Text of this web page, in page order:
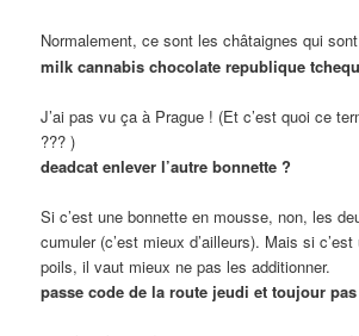
Normalement, ce sont les châtaignes qui
milk cannabis chocolate republique
J’ai pas vu ça à Prague ! (Et c’est quoi ce
??? )
deadcat enlever l’autre bonnette ?
Si c’est une bonnette en mousse, non, les
cumuler (c’est mieux d’ailleurs). Mais si
poils, il vaut mieux ne pas les additionner.
passe code de la route jeudi et toujour